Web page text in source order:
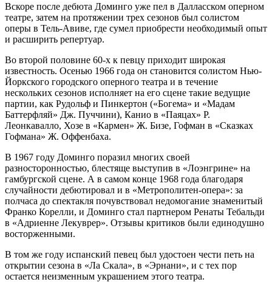
Вскоре после дебюта Доминго уже пел в Далласском оперном
театре, затем на протяжении трех сезонов был солистом
оперы в Тель-Авиве, где сумел приобрести необходимый опыт
и расширить репертуар.
Во второй половине 60-х к певцу приходит широкая
известность. Осенью 1966 года он становится солистом Нью-
Йоркского городского оперного театра и в течение
нескольких сезонов исполняет на его сцене такие ведущие
партии, как Рудольф и Пинкертон («Богема» и «Мадам
Баттерфляй» Дж. Пуччини), Канио в «Паяцах» Р.
Леонкавалло, Хозе в «Кармен» Ж. Бизе, Гофман в «Сказках
Гофмана» Ж. Оффенбаха.
В 1967 году Доминго поразил многих своей
разносторонностью, блестяще выступив в «Лоэнгрине» на
гамбургской сцене. А в самом конце 1968 года благодаря
случайности дебютировал и в «Метрополитен-опера»: за
полчаса до спектакля почувствовал недомогание знаменитый
Франко Корелли, и Доминго стал партнером Ренаты Тебальди
в «Адриенне Лекуврер». Отзывы критиков были единодушно
восторженными.
В том же году испанский певец был удостоен чести петь на
открытии сезона в «Ла Скала», в «Эрнани», и с тех пор
остается неизменным украшением этого театра.